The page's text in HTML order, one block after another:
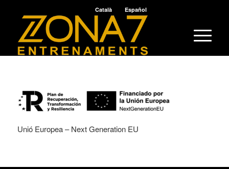
Català Español
Unió Europea – Next Generation EU